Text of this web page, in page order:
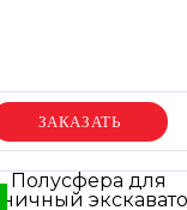
Уточняйте цену